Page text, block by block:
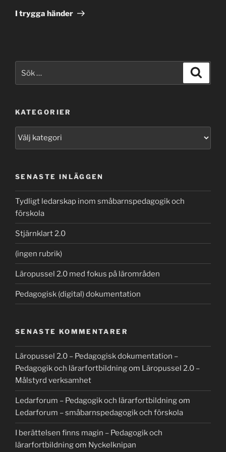
inlägg
I trygga händer
efter:
KATEGORIER
SENASTE INLÄGGEN
Tydligt ledarskap inom småbarnspedagogik och
förskola
Stjärnklart 2.0
(ingen rubrik)
Läropussel 2.0 med fokus på lärområden
Pedagogisk (digital) dokumentation
SENASTE KOMMENTARER
Läropussel 2.0 – Pedagogisk dokumentation –
Pedagogik och lärarfortbildningom Läropussel 2.0 –
Målstyrd verksamhet
Ledarforum – Pedagogik och lärarfortbildningom
Ledarforum – småbarnspedagogik och förskola
I berättelsen finns magin – Pedagogik och
lärarfortbildningom Nyckelknipan